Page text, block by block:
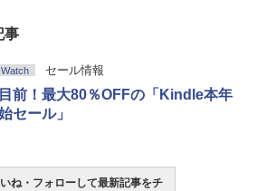
事
セール情報
前！最大80％OFFの「Kindle本年
セール」
ね・フォローして最新記事をチ